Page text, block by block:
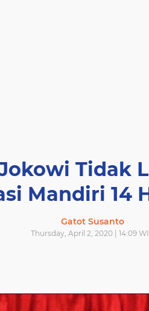
Tidak
Mandiri 14
Gatot Susanto
Thursday, April 2, 2020 | 14:09